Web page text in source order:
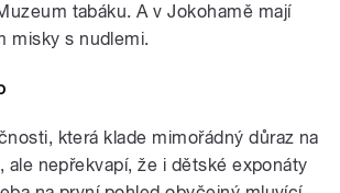
tabáku. A v Jokohamě mají
misky s nudlemi.
která klade mimořádný důraz na
ale nepřekvapí, že i dětské exponáty